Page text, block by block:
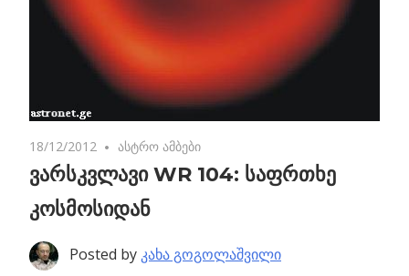
18/12/2012 No comments
ასტრო ამბები
ვარსკვლავი WR 104: საფრთხე
კოსმოსიდან
Posted by კახა გოგოლაშვილი